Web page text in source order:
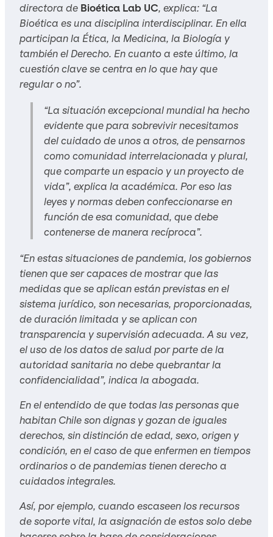
directora de Bioética Lab UC, explica: “La
Bioética es una disciplina interdisciplinar. En ella
participan la Ética, la Medicina, la Biología y
también el Derecho. En cuanto a este último, la
cuestión clave se centra en lo que hay que
regular o no”.
“La situación excepcional mundial ha hecho
evidente que para sobrevivir necesitamos
del cuidado de unos a otros, de pensarnos
como comunidad interrelacionada y plural,
que comparte un espacio y un proyecto de
vida”, explica la académica. Por eso las
leyes y normas deben confeccionarse en
función de esa comunidad, que debe
contenerse de manera recíproca”.
“En estas situaciones de pandemia, los gobiernos
tienen que ser capaces de mostrar que las
medidas que se aplican están previstas en el
sistema jurídico, son necesarias, proporcionadas,
de duración limitada y se aplican con
transparencia y supervisión adecuada. A su vez,
el uso de los datos de salud por parte de la
autoridad sanitaria no debe quebrantar la
confidencialidad”, indica la abogada.
En el entendido de que todas las personas que
habitan Chile son dignas y gozan de iguales
derechos, sin distinción de edad, sexo, origen y
condición, en el caso de que enfermen en tiempos
ordinarios o de pandemias tienen derecho a
cuidados integrales.
Así, por ejemplo, cuando escaseen los recursos
de soporte vital, la asignación de estos solo debe